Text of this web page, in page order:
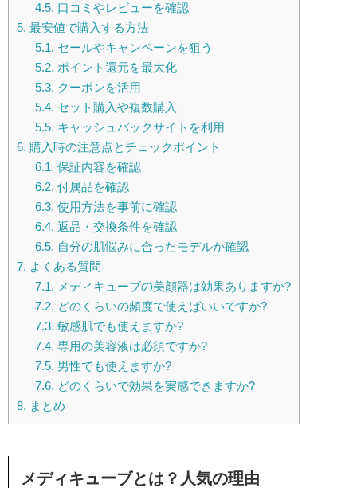
4.5. 口コミやレビューを確認
5. 最安値で購入する方法
5.1. セールやキャンペーンを狙う
5.2. ポイント還元を最大化
5.3. クーポンを活用
5.4. セット購入や複数購入
5.5. キャッシュバックサイトを利用
6. 購入時の注意点とチェックポイント
6.1. 保証内容を確認
6.2. 付属品を確認
6.3. 使用方法を事前に確認
6.4. 返品・交換条件を確認
6.5. 自分の肌悩みに合ったモデルか確認
7. よくある質問
7.1. メディキューブの美顔器は効果ありますか?
7.2. どのくらいの頻度で使えばいいですか?
7.3. 敏感肌でも使えますか?
7.4. 専用の美容液は必須ですか?
7.5. 男性でも使えますか?
7.6. どのくらいで効果を実感できますか?
8. まとめ
メディキューブとは？人気の理由